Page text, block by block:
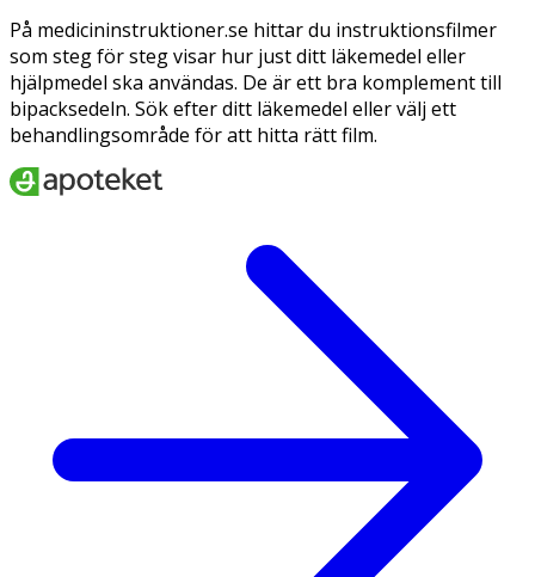
På medicininstruktioner.se hittar du instruktionsfilmer
som steg för steg visar hur just ditt läkemedel eller
hjälpmedel ska användas. De är ett bra komplement till
bipacksedeln. Sök efter ditt läkemedel eller välj ett
behandlingsområde för att hitta rätt film.